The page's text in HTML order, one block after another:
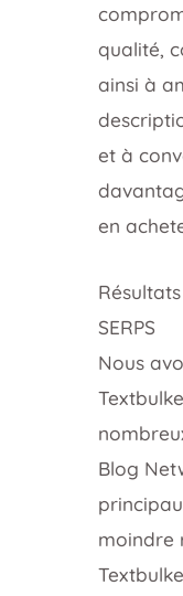
qualité,
ainsi à
et à
en
SERPS
Nous
Blog
moindre